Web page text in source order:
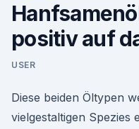
positiv auf
USER
Diese beiden Öltypen
vielgestaltigen Spezies